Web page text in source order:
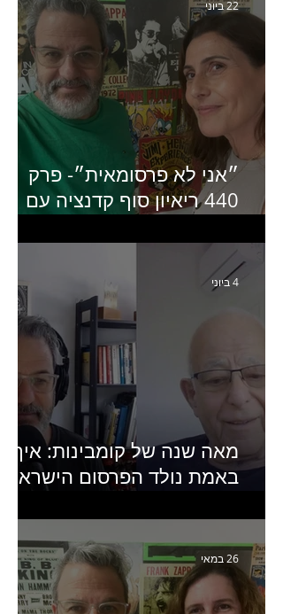
״אני לא פרסומאית״- פרק
440 ריאיון סוף קדנציה עם
מנכ״לית באומן בר ריבנאי
22 ביוני
מאה שנה של קומבינות: איך
באמת נולד הפרסום
מחבר הספר "מסע פרסום:
פרקים בחיי הפרסום
4 ביוני
26 במאי